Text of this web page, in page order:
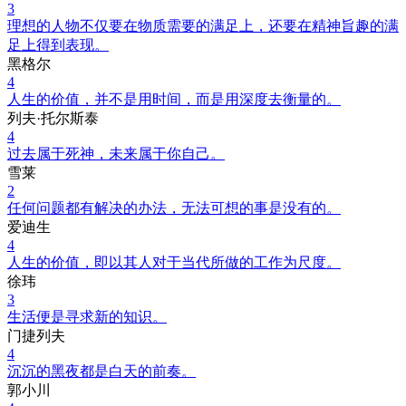
3
理想的人物不仅要在物质需要的满足上，还要在精神旨趣的满
足上得到表现。
黑格尔
4
人生的价值，并不是用时间，而是用深度去衡量的。
列夫·托尔斯泰
4
过去属于死神，未来属于你自己。
雪莱
2
任何问题都有解决的办法，无法可想的事是没有的。
爱迪生
4
人生的价值，即以其人对于当代所做的工作为尺度。
徐玮
3
生活便是寻求新的知识。
门捷列夫
4
沉沉的黑夜都是白天的前奏。
郭小川